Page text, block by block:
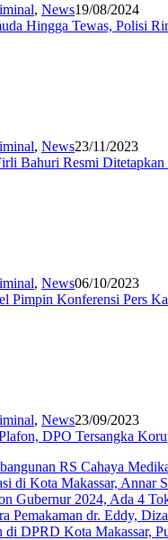
, News19/08/2024
Hingga Tewas, Polisi
, News23/11/2023
Bahuri Resmi
, News06/10/2023
Pimpin Konferensi Pers
, News23/09/2023
DPO Tersangka
RS Cahaya
di Kota Makassar, Annar
Gubernur 2024, Ada 4
Pemakaman dr. Eddy,
di DPRD Kota Makassar,